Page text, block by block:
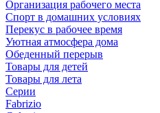
Организация рабочего места
Спорт в домашних условиях
Перекус в рабочее время
Уютная атмосфера дома
Обеденный перерыв
Товары для детей
Товары для лета
Серии
Fabrizio